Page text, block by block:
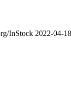
InStock 2022-04-